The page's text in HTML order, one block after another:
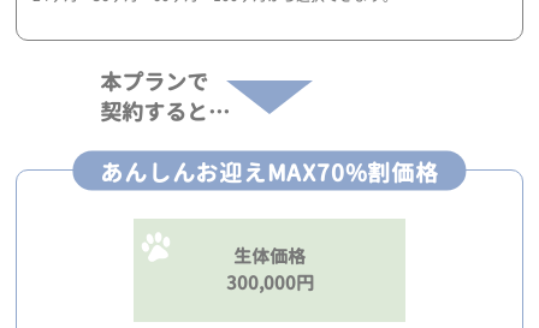
本プランで
契約すると…
あんしんお迎えMAX70%割価格
生体価格
300,000円